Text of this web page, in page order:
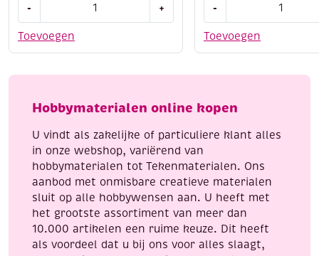
Toevoegen
-
3
meter,
eye
+
Toevoegen
-
On
heel
sieraden
te
aantal
Hobbymaterialen online kopen
U vindt als zakelijke of particuliere klant alles
in onze webshop, variërend van
hobbymaterialen tot Tekenmaterialen. Ons
aanbod met onmisbare creatieve materialen
sluit op alle hobbywensen aan. U heeft met
het grootste assortiment van meer dan
10.000 artikelen een ruime keuze. Dit heeft
als voordeel dat u bij ons voor alles slaagt,